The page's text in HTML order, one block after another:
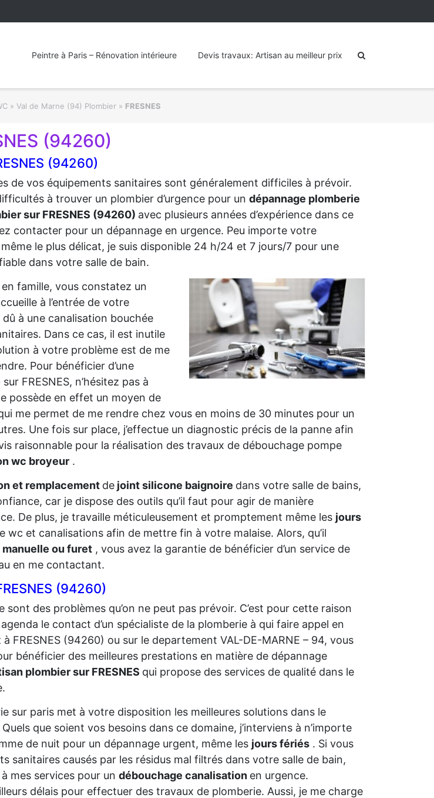
Peintre à Paris – Rénovation intérieure Devis travaux: Artisan au meilleur prix
» Val de Marne (94) Plombier » FRESNES
(94260)
(94260)
de vos équipements sanitaires sont généralement difficiles à prévoir.
à trouver un plombier d’urgence pour un dépannage plomberie
sur FRESNES (94260) avec plusieurs années d’expérience dans ce
contacter pour un dépannage en urgence. Peu importe votre
le plus délicat, je suis disponible 24 h/24 et 7 jours/7 pour une
dans votre salle de bain.
famille, vous constatez un
à l’entrée de votre
à une canalisation bouchée
Dans ce cas, il est inutile
à votre problème est de me
Pour bénéficier d’une
sur FRESNES, n’hésitez pas à
possède en effet un moyen de
me permet de me rendre chez vous en moins de 30 minutes pour un
Une fois sur place, j’effectue un diagnostic précis de la panne afin
raisonnable pour la réalisation des travaux de débouchage pompe
wc broyeur .
et remplacement de joint silicone baignoire dans votre salle de bains,
car je dispose des outils qu’il faut pour agir de manière
De plus, je travaille méticuleusement et promptement même les jours
wc et canalisations afin de mettre fin à votre malaise. Alors, qu’il
manuelle ou furet , vous avez la garantie de bénéficier d’un service de
en me contactant.
(94260)
sont des problèmes qu’on ne peut pas prévoir. C’est pour cette raison
le contact d’un spécialiste de la plomberie à qui faire appel en
FRESNES (94260) ou sur le departement VAL-DE-MARNE – 94, vous
bénéficier des meilleures prestations en matière de dépannage
plombier sur FRESNES qui propose des services de qualité dans le
sur paris met à votre disposition les meilleures solutions dans le
que soient vos besoins dans ce domaine, j’interviens à n’importe
de nuit pour un dépannage urgent, même les jours fériés . Si vous
sanitaires causés par les résidus mal filtrés dans votre salle de bain,
mes services pour un débouchage canalisation en urgence.
délais pour effectuer des travaux de plomberie. Aussi, je me charge